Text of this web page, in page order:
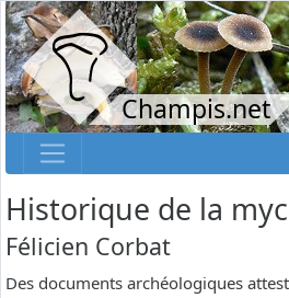
Champis.net
Historique de la
Félicien Corbat
Des documents archéologiques